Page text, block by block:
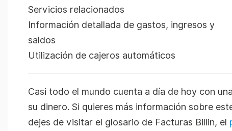
Servicios relacionados
Información detallada de gastos, ingresos y
saldos
Utilización de cajeros automáticos
Casi todo el mundo cuenta a día de hoy con
su dinero. Si quieres más información sobre
dejes de visitar el glosario de Facturas Billin, el